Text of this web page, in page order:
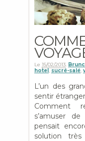
Le 15/02/2013.
hotel,sucré-salé,
L’un des
sentir
Comment
s’amuser
pensait
solution